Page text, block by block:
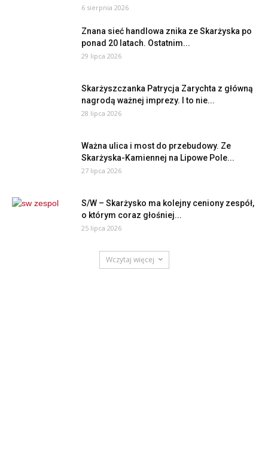
6 sierpnia 2026
Znana sieć handlowa znika ze Skarżyska po
ponad 20 latach. Ostatnim...
29 lipca 2026
Skarżyszczanka Patrycja Zarychta z główną
nagrodą ważnej imprezy. I to nie...
28 lipca 2026
Ważna ulica i most do przebudowy. Ze
Skarżyska-Kamiennej na Lipowe Pole...
27 lipca 2026
S/W – Skarżysko ma kolejny ceniony zespół,
o którym coraz głośniej...
25 lipca 2026
Wczytaj więcej